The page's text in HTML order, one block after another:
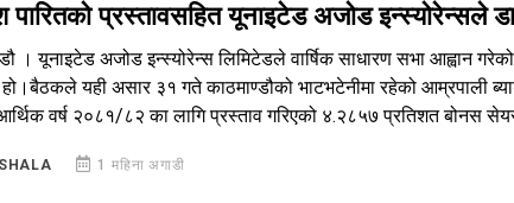
पारितको प्रस्तावसहित यूनाइटेड अजोड इन्स्योरेन्सले
। यूनाइटेड अजोड इन्स्योरेन्स लिमिटेडले वार्षिक साधारण सभा आह्वान
यही असार ३१ गते काठमाण्डौको भाटभटेनीमा रहेको आम्रपाली
वर्ष २०८१/८२ का लागि प्रस्ताव गरिएको ४.२८५७ प्रतिशत बोनस
1 महिना अगाडी